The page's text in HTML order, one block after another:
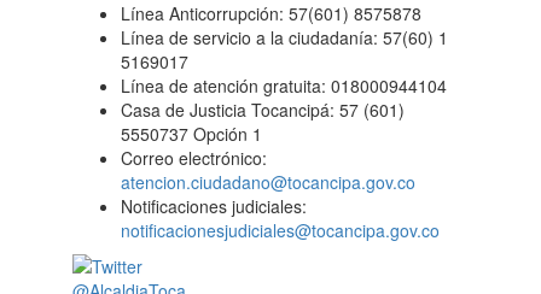
Línea Anticorrupción: 57(601) 8575878
Línea de servicio a la ciudadanía: 57(60) 1
5169017
Línea de atención gratuita: 018000944104
Casa de Justicia Tocancipá: 57 (601)
5550737 Opción 1
Correo electrónico:
atencion.ciudadano@tocancipa.gov.co
Notificaciones judiciales:
notificacionesjudiciales@tocancipa.gov.co